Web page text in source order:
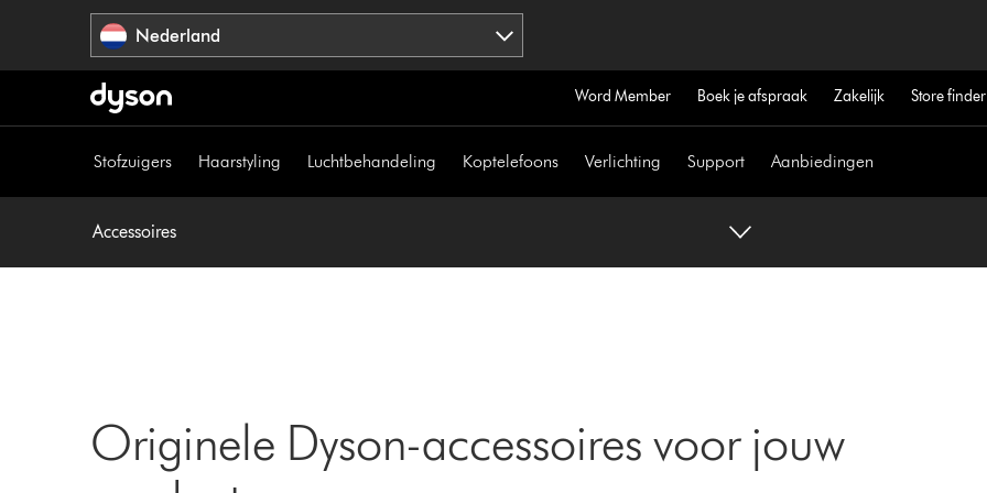
Nederland
Word Member Boek je afspraak Zakelijk Store finder
Stofzuigers Haarstyling Luchtbehandeling Koptelefoons Verlichting Support Aanbiedingen
Accessoires
Originele Dyson-accessoires voor jouw